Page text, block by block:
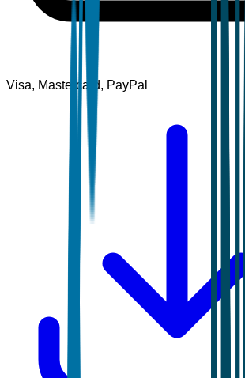
Visa, Mastercard, PayPal